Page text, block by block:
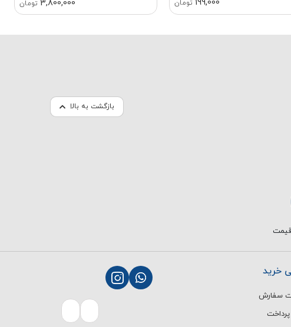
199,000 تومان 3,800,000 تومان
بازگشت به بالا
خرید
سفارش